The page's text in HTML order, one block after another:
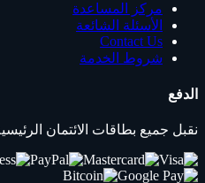
مركز المساعدة
الأسئلة الشائعة
Contact Us
شروط الخدمة
الدفع
نقبل جميع بطاقات الائتمان